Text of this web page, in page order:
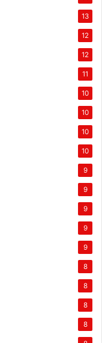
13
12
12
11
10
10
10
10
9
9
9
9
9
8
8
8
8